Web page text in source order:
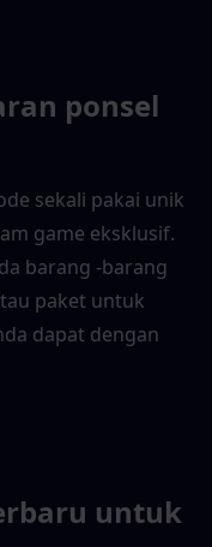
ponsel
sekali pakai unik
game eksklusif.
barang -barang
paket untuk
dapat dengan
untuk